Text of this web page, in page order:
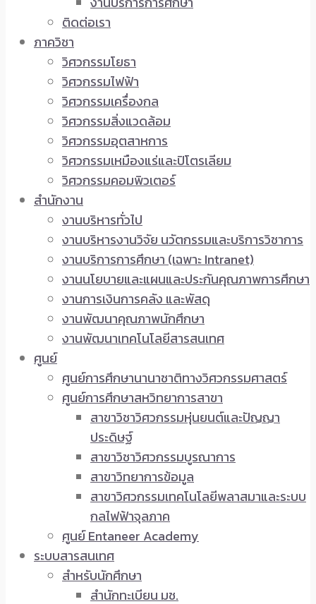
ติดต่อเรา
ภาควิชา
วิศวกรรมโยธา
วิศวกรรมไฟฟ้า
วิศวกรรมเครื่องกล
วิศวกรรมสิ่งแวดล้อม
วิศวกรรมอุตสาหการ
วิศวกรรมเหมืองแร่และปิโตรเลียม
วิศวกรรมคอมพิวเตอร์
สำนักงาน
งานบริหารทั่วไป
งานบริหารงานวิจัย นวัตกรรมและบริการวิชาการ
งานบริการการศึกษา (เฉพาะ Intranet)
งานนโยบายและแผนและประกันคุณภาพการศึกษา
งานการเงินการคลัง และพัสดุ
งานพัฒนาคุณภาพนักศึกษา
งานพัฒนาเทคโนโลยีสารสนเทศ
ศูนย์
ศูนย์การศึกษานานาชาติทางวิศวกรรมศาสตร์
ศูนย์การศึกษาสหวิทยาการสาขา
สาขาวิชาวิศวกรรมหุ่นยนต์และปัญญา
ประดิษฐ์
สาขาวิชาวิศวกรรมบูรณาการ
สาขาวิทยาการข้อมูล
สาขาวิศวกรรมเทคโนโลยีพลาสมาและระบบ
กลไฟฟ้าจุลภาค
ศูนย์ Entaneer Academy
ระบบสารสนเทศ
สำหรับนักศึกษา
สำนักทะเบียน มช.